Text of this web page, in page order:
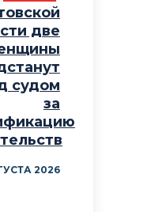
две
судом
за
2026